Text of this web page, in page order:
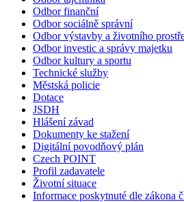
Odbor finanční
Odbor sociálně správní
Odbor výstavby a životního
Odbor investic a správy majetku
Odbor kultury a sportu
Technické služby
Městská policie
Dotace
JSDH
Hlášení závad
Dokumenty ke stažení
Digitální povodňový plán
Czech POINT
Profil zadavatele
Životní situace
Informace poskytnuté dle zákona